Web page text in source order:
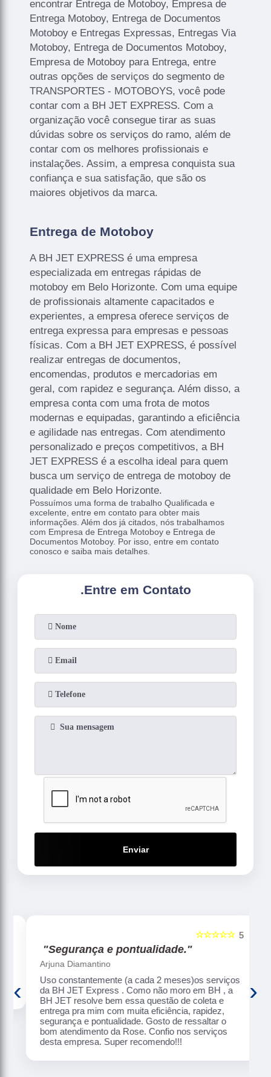
encontrar Entrega de Motoboy, Empresa de
Entrega Motoboy, Entrega de Documentos
Motoboy e Entregas Expressas, Entregas Via
Motoboy, Entrega de Documentos Motoboy,
Empresa de Motoboy para Entrega, entre
outras opções de serviços do segmento de
TRANSPORTES - MOTOBOYS, você pode
contar com a BH JET EXPRESS. Com a
organização você consegue tirar as suas
dúvidas sobre os serviços do ramo, além de
contar com os melhores profissionais e
instalações. Assim, a empresa conquista sua
confiança e sua satisfação, que são os
maiores objetivos da marca.
Entrega de Motoboy
A BH JET EXPRESS é uma empresa
especializada em entregas rápidas de
motoboy em Belo Horizonte. Com uma equipe
de profissionais altamente capacitados e
experientes, a empresa oferece serviços de
entrega expressa para empresas e pessoas
físicas. Com a BH JET EXPRESS, é possível
realizar entregas de documentos,
encomendas, produtos e mercadorias em
geral, com rapidez e segurança. Além disso, a
empresa conta com uma frota de motos
modernas e equipadas, garantindo a eficiência
e agilidade nas entregas. Com atendimento
personalizado e preços competitivos, a BH
JET EXPRESS é a escolha ideal para quem
busca um serviço de entrega de motoboy de
qualidade em Belo Horizonte.
Possuímos uma forma de trabalho Qualificada e
excelente, entre em contato para obter mais
informações. Além dos já citados, nós trabalhamos
com Empresa de Entrega Motoboy e Entrega de
Documentos Motoboy. Por isso, entre em contato
conosco e saiba mais detalhes.
.Entre em Contato
Enviar
5
☆☆☆☆☆
"Segurança e pontualidade."
Arjuna Diamantino
Uso constantemente (a cada 2 meses)os serviços
da BH JET Express . Como não moro em BH , a
BH JET resolve bem essa questão de coleta e
entrega pra mim com muita eficiência, rapidez,
segurança e pontualidade. Gosto de ressaltar o
bom atendimento da Rose. Confio nos serviços
desta empresa. Super recomendo!!!
‹ ›